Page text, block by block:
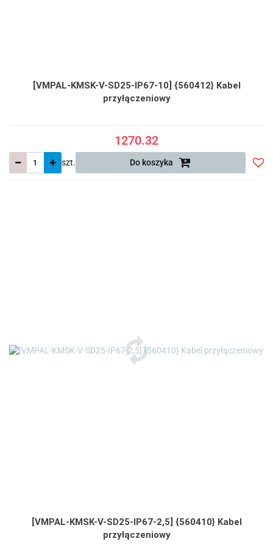
[VMPAL-KMSK-V-SD25-IP67-10] {560412} Kabel
przyłączeniowy
1270.32
szt. Do koszyka
[VMPAL-KMSK-V-SD25-IP67-2,5] {560410} Kabel
przyłączeniowy